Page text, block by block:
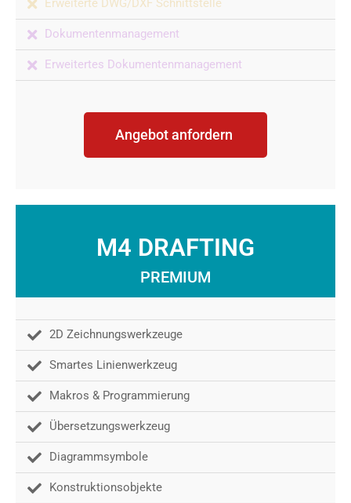
Erweiterte DWG/DXF Schnittstelle
Dokumentenmanagement
Erweitertes Dokumentenmanagement
Angebot anfordern
M4 DRAFTING
PREMIUM
2D Zeichnungswerkzeuge
Smartes Linienwerkzeug
Makros & Programmierung
Übersetzungswerkzeug
Diagrammsymbole
Konstruktionsobjekte